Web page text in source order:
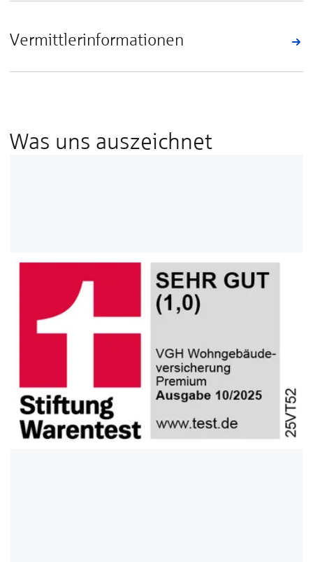
Vermittlerinformationen
Was uns auszeichnet